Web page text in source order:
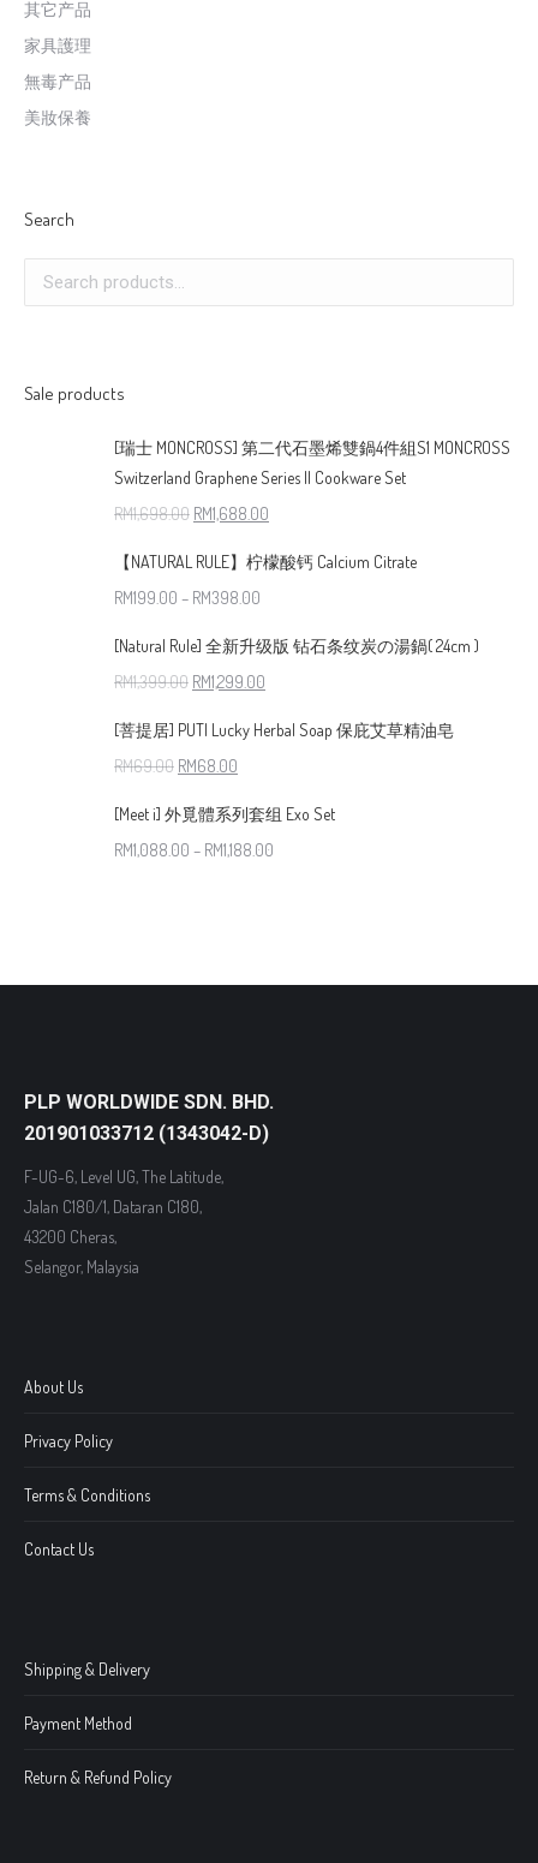
其它产品
家具護理
無毒产品
美妝保養
Search
Sale products
[瑞士 MONCROSS] 第二代石墨烯雙鍋4件組S1 MONCROSS
Switzerland Graphene Series II Cookware Set
RM1,698.00 RM1,688.00
【NATURAL RULE】柠檬酸钙 Calcium Citrate
RM199.00 – RM398.00
[Natural Rule] 全新升级版 钻石条纹炭の湯鍋( 24cm )
RM1,399.00 RM1,299.00
[菩提居] PUTI Lucky Herbal Soap 保庇艾草精油皂
RM69.00 RM68.00
[Meet i] 外覓體系列套组 Exo Set
RM1,088.00 – RM1,188.00
PLP WORLDWIDE SDN. BHD.
201901033712 (1343042-D)
F-UG-6, Level UG, The Latitude,
Jalan C180/1, Dataran C180,
43200 Cheras,
Selangor, Malaysia
About Us
Privacy Policy
Terms & Conditions
Contact Us
Shipping & Delivery
Payment Method
Return & Refund Policy